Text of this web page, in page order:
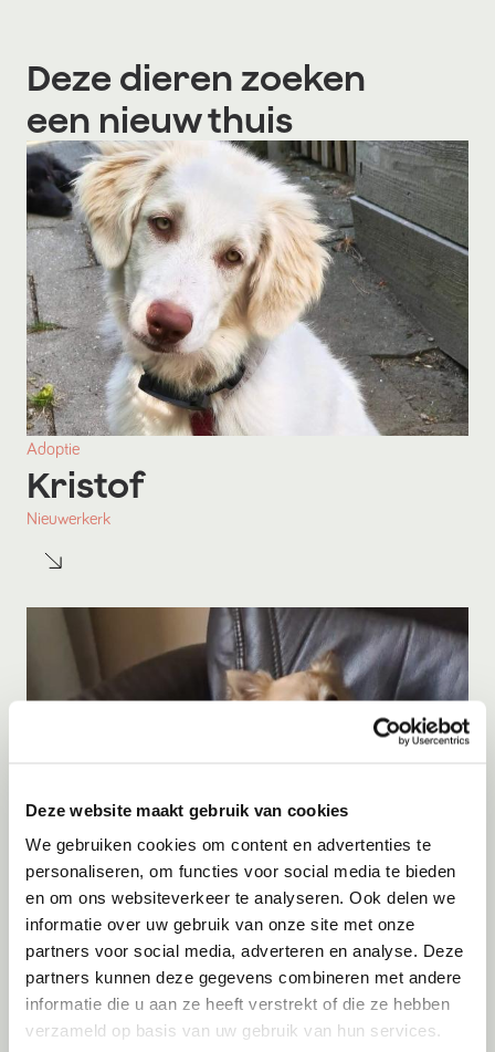
Deze website maakt gebruik van cookies
We gebruiken cookies om content en advertenties te
personaliseren, om functies voor social media te bieden
en om ons websiteverkeer te analyseren. Ook delen we
informatie over uw gebruik van onze site met onze
partners voor social media, adverteren en analyse. Deze
partners kunnen deze gegevens combineren met andere
informatie die u aan ze heeft verstrekt of die ze hebben
verzameld op basis van uw gebruik van hun services.
Deze dieren zoeken
een nieuw thuis
Adoptie
Kristof
Nieuwerkerk
Adoptie
Kito
Menen